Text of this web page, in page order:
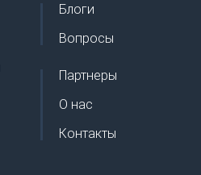
Блоги
Вопросы
Партнеры
О нас
Контакты